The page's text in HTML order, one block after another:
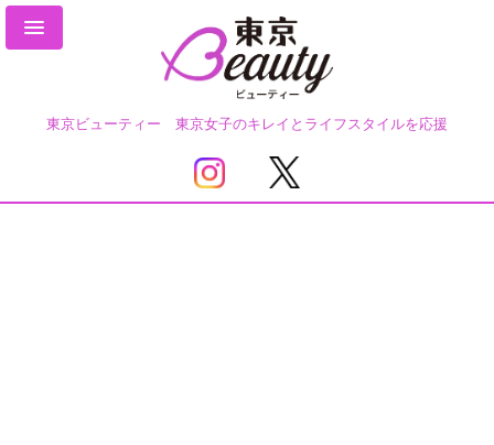
東京ビューティー 東京女子のキレイとライフスタイルを応援